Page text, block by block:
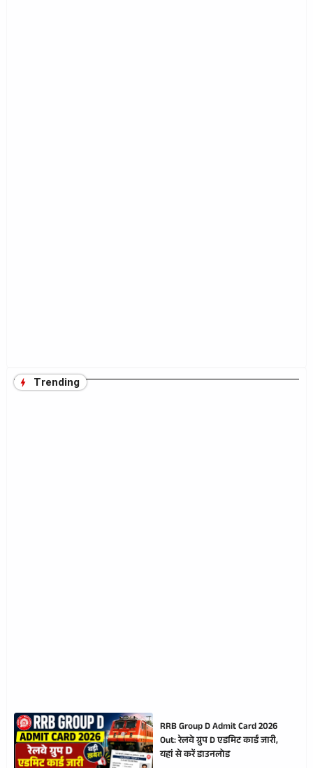
Trending
RRB Group D Admit Card 2026
Out: रेलवे ग्रुप D एडमिट कार्ड जारी,
यहां से करें डाउनलोड